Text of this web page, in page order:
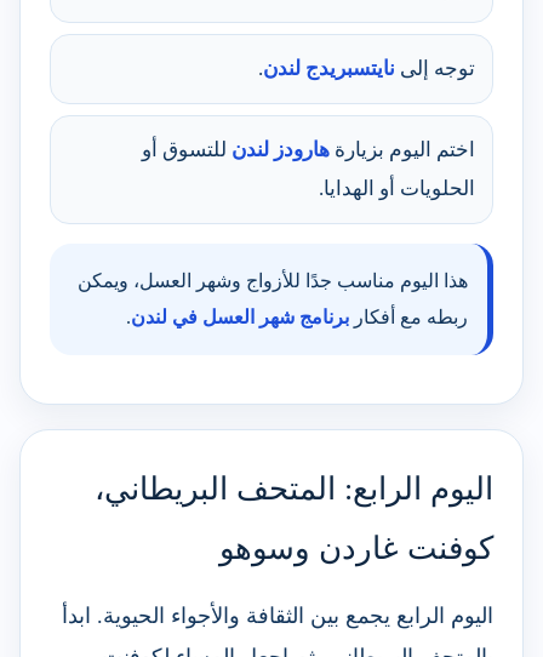
توجه إلى نايتسبريدج لندن.
اختم اليوم بزيارة هارودز لندن للتسوق أو
الحلويات أو الهدايا.
هذا اليوم مناسب جدًا للأزواج وشهر العسل، ويمكن
ربطه مع أفكار برنامج شهر العسل في لندن.
اليوم الرابع: المتحف البريطاني،
كوفنت غاردن وسوهو
اليوم الرابع يجمع بين الثقافة والأجواء الحيوية. ابدأ